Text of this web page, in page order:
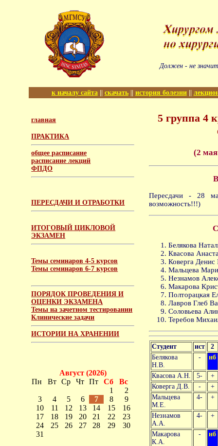
Должен - не
к началу сайта || скачать|| история болезни||
главная
ПРАКТИКА
общее расписание
расписание лекций
ФПДО
ПЕРЕСДАЧИ И ОТРАБОТКИ
ИТОГОВЫЙ ЦИКЛОВОЙ
ЭКЗАМЕН
Темы семинаров 4-5 курсов
Темы семинаров 6-7 курсов
ПОРЯДОК ПРОВЕДЕНИЯ И
ОЦЕНКИ ЭКЗАМЕНА
Темы на зачетном тестировании
Клинические задачи
ИСТОРИИ НА ХРАНЕНИИ
Август (2026)
Пн
Вт Ср Чт Пт Сб
Вс
1
2
3
4 5 6 7 8
9
10
11 12 13 14 15
16
17
18 19 20 21 22
23
24
25 26 27 28 29
30
31
5 группа 4
(2
Пересдачи - 28
возможность!!!)
Белякова
Квасова
Коверга Денис
Мальцева
Незнамов
Макарова
Полторацкая
Лавров Глеб
Соловьева
Теребов
Студент ист
2
Белякова
Н.В.
- нб
Квасова А.Н. 5-
+
Коверга Д.В.
-
+
Мальцева
М.Е.
4- +
Незнамов
А.А.
4- +
Макарова
К.А.
- нб